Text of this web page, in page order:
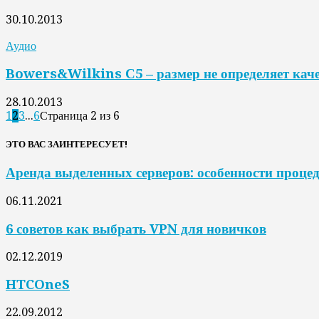
30.10.2013
Аудио
Bowers&Wilkins С5 – размер не определяет
28.10.2013
1 23...6Страница 2 из 6
ЭТО ВАС ЗАИНТЕРЕСУЕТ!
Аренда выделенных серверов: особенности
06.11.2021
6 советов как выбрать VPN для новичков
02.12.2019
HTCOneS
22.09.2012